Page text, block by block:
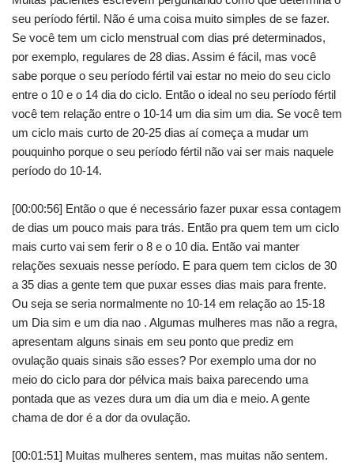
seu período fértil. Não é uma coisa muito simples de se fazer.
Se você tem um ciclo menstrual com dias pré determinados,
por exemplo, regulares de 28 dias. Assim é fácil, mas você
sabe porque o seu período fértil vai estar no meio do seu ciclo
entre o 10 e o 14 dia do ciclo. Então o ideal no seu período fértil
você tem relação entre o 10-14 um dia sim um dia. Se você tem
um ciclo mais curto de 20-25 dias aí começa a mudar um
pouquinho porque o seu período fértil não vai ser mais naquele
período do 10-14.
[00:00:56] Então o que é necessário fazer puxar essa contagem
de dias um pouco mais para trás. Então pra quem tem um ciclo
mais curto vai sem ferir o 8 e o 10 dia. Então vai manter
relações sexuais nesse período. E para quem tem ciclos de 30
a 35 dias a gente tem que puxar esses dias mais para frente.
Ou seja se seria normalmente no 10-14 em relação ao 15-18
um Dia sim e um dia nao . Algumas mulheres mas não a regra,
apresentam alguns sinais em seu ponto que prediz em
ovulação quais sinais são esses? Por exemplo uma dor no
meio do ciclo para dor pélvica mais baixa parecendo uma
pontada que as vezes dura um dia um dia e meio. A gente
chama de dor é a dor da ovulação.
[00:01:51] Muitas mulheres sentem, mas muitas não sentem.